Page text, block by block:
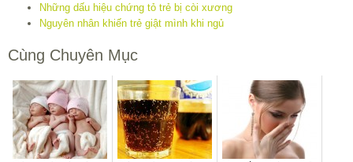
Những dấu hiệu chứng tỏ trẻ bị còi xương
Nguyên nhân khiến trẻ giật mình khi ngủ
Cùng Chuyên Mục